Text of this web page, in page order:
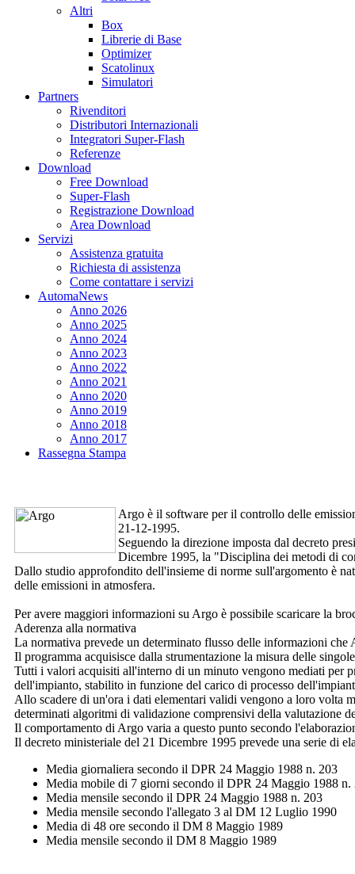
Altri
Box
Librerie di Base
Optimizer
Scatolinux
Simulatori
Partners
Rivenditori
Distributori Internazionali
Integratori Super-Flash
Referenze
Download
Free Download
Super-Flash
Registrazione Download
Area Download
Servizi
Assistenza gratuita
Richiesta di assistenza
Come contattare i servizi
AutomaNews
Anno 2026
Anno 2025
Anno 2024
Anno 2023
Anno 2022
Anno 2021
Anno 2020
Anno 2019
Anno 2018
Anno 2017
Rassegna Stampa
Argo è il software per il controllo delle
21-12-1995.
Seguendo la direzione imposta dal decreto
Dicembre 1995, la "Disciplina dei metodi di
Dallo studio approfondito dell'insieme di norme sull'argomento è
delle emissioni in atmosfera.
Per avere maggiori informazioni su Argo è possibile scaricare la
Aderenza alla normativa
La normativa prevede un determinato flusso delle informazioni che
Il programma acquisisce dalla strumentazione la misura delle
Tutti i valori acquisiti all'interno di un minuto vengono mediati per
dell'impianto, stabilito in funzione del carico di processo
Allo scadere di un'ora i dati elementari validi vengono a loro volta
determinati algoritmi di validazione comprensivi della valutazione
Il comportamento di Argo varia a questo punto secondo
Il decreto ministeriale del 21 Dicembre 1995 prevede una serie di
Media giornaliera secondo il DPR 24 Maggio 1988 n. 203
Media mobile di 7 giorni secondo il DPR 24 Maggio 1988 n.
Media mensile secondo il DPR 24 Maggio 1988 n. 203
Media mensile secondo l'allegato 3 al DM 12 Luglio 1990
Media di 48 ore secondo il DM 8 Maggio 1989
Media mensile secondo il DM 8 Maggio 1989